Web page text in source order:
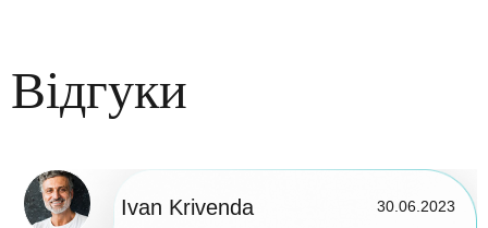
Відгуки
Ivan Krivenda 30.06.2023